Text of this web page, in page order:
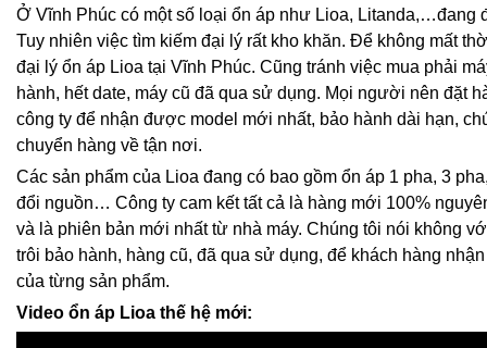
Ở Vĩnh Phúc có một số loại ổn áp như Lioa, Litanda,…đang
Tuy nhiên việc tìm kiếm đại lý rất kho khăn. Để không mất
đại lý ổn áp Lioa tại Vĩnh Phúc. Cũng tránh việc mua phải
hành, hết date, máy cũ đã qua sử dụng. Mọi người nên đặt
công ty để nhận được model mới nhất, bảo hành dài hạn,
chuyển hàng về tận nơi.
Các sản phẩm của Lioa đang có bao gồm ổn áp 1 pha, 3
đổi nguồn… Công ty cam kết tất cả là hàng mới 100%
và là phiên bản mới nhất từ nhà máy. Chúng tôi nói không
trôi bảo hành, hàng cũ, đã qua sử dụng, để khách hàng
của từng sản phẩm.
Video ổn áp Lioa thế hệ mới: